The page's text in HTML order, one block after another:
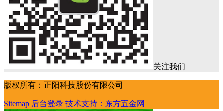
关注我们
版权所有：正阳科技股份有限公司
Sitemap 后台登录 技术支持：东方五金网